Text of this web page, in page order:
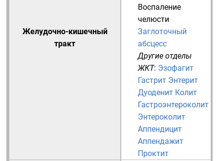
Желудочно-кишечный
тракт
Воспаление
челюсти
Заглоточный
абсцесс
Другие отделы
ЖКТ: Эзофагит
Гастрит Энтерит
Дуоденит Колит
Гастроэнтероколит
Энтероколит
Аппендицит
Аппендажит
Проктит